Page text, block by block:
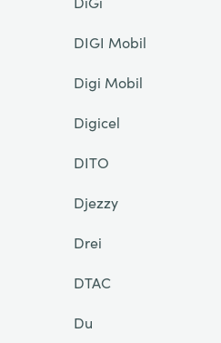
DIGI Mobil
Digi Mobil
Digicel
DITO
Djezzy
Drei
DTAC
Du